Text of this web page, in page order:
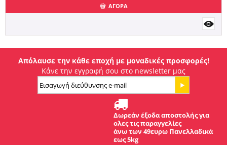
ΑΓΟΡΑ
Απόλαυσε την κάθε εποχή με μοναδικές προσφορές!
Κάνε την εγγραφή σου στο newsletter μας
Δωρεάν έξοδα αποστολής για
ολες τις παραγγελίες
άνω των 49ευρω Πανελλαδικά
εως 5kg